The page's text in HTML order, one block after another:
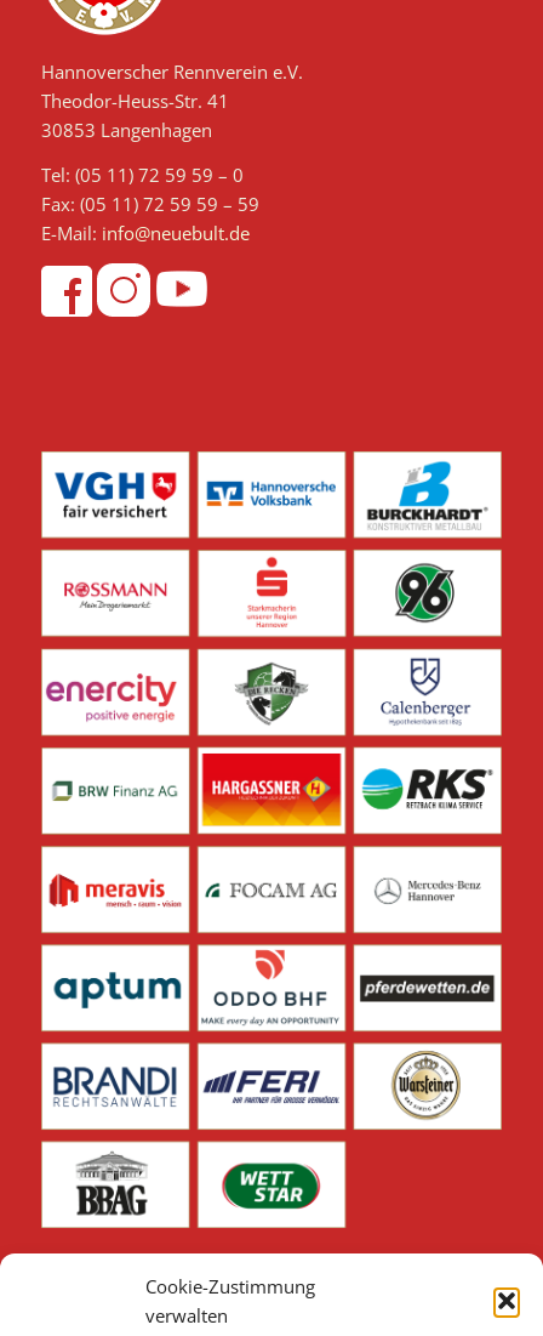
Cookie-Zustimmung
verwalten
Hannoverscher Rennverein e.V.
Theodor-Heuss-Str. 41
30853 Langenhagen
Tel: (05 11) 72 59 59 – 0
Fax: (05 11) 72 59 59 – 59
E-Mail: info@neuebult.de